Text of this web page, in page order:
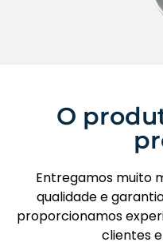
O
Entregamos muito
qualidade e
proporcionamos
clientes